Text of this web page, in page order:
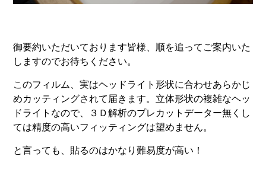
御要約いただいております皆様、順を追ってご案内いた
しますのでお待ちください。
このフィルム、実はヘッドライト形状に合わせあらかじ
めカッティングされて届きます。立体形状の複雑なヘッ
ドライトなので、３Ｄ解析のプレカットデーター無くし
ては精度の高いフィッティングは望めません。
と言っても、貼るのはかなり難易度が高い！